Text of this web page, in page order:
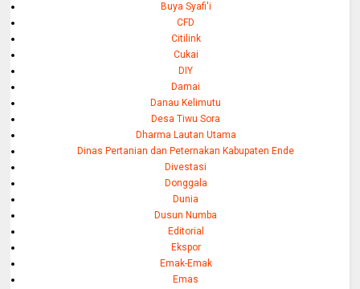
Buya Syafi'i
CFD
Citilink
Cukai
DIY
Damai
Danau Kelimutu
Desa Tiwu Sora
Dharma Lautan Utama
Dinas Pertanian dan Peternakan Kabupaten Ende
Divestasi
Donggala
Dunia
Dusun Numba
Editorial
Ekspor
Emak-Emak
Emas